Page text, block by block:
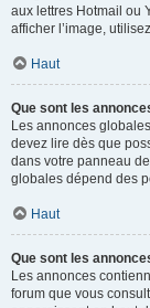
aux lettres Hotmail ou
afficher l’image,
Haut
Que sont les
Les annonces
devez lire dès que
dans votre panneau
globales dépend des
Haut
Que sont les
Les annonces
forum que vous